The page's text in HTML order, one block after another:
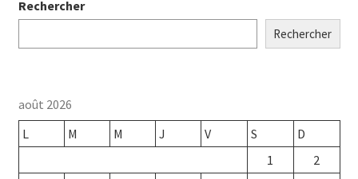
Rechercher
Rechercher
août 2026
L
M M J V S
D
1
2